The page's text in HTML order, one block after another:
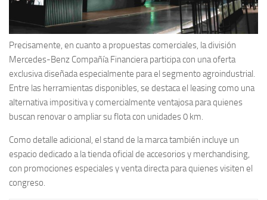
Precisamente, en cuanto a propuestas comerciales, la división
Mercedes-Benz Compañía Financiera participa con una oferta
exclusiva diseñada especialmente para el segmento agroindustrial.
Entre las herramientas disponibles, se destaca el leasing como una
alternativa impositiva y comercialmente ventajosa para quienes
buscan renovar o ampliar su flota con unidades 0 km.
Como detalle adicional, el stand de la marca también incluye un
espacio dedicado a la tienda oficial de accesorios y merchandising,
con promociones especiales y venta directa para quienes visiten el
congreso.